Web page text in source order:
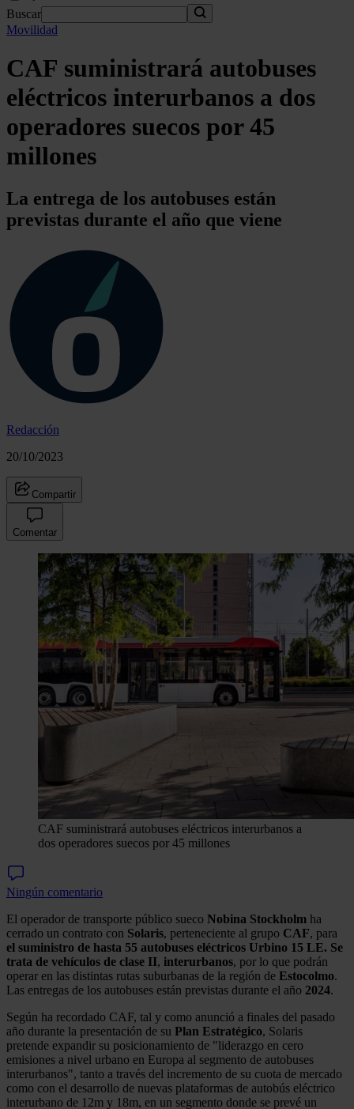
Buscar
Movilidad
CAF suministrará autobuses
eléctricos interurbanos a dos
operadores suecos por 45
millones
La entrega de los autobuses están
previstas durante el año que viene
Redacción
20/10/2023
Compartir
Comentar
CAF suministrará autobuses eléctricos interurbanos a
dos operadores suecos por 45 millones
Ningún comentario
El operador de transporte público sueco Nobina Stockholm ha
cerrado un contrato con Solaris, perteneciente al grupo CAF, para
el suministro de hasta 55 autobuses eléctricos Urbino 15 LE. Se
trata de vehículos de clase II, interurbanos, por lo que podrán
operar en las distintas rutas suburbanas de la región de Estocolmo.
Las entregas de los autobuses están previstas durante el año 2024.
Según ha recordado CAF, tal y como anunció a finales del pasado
año durante la presentación de su Plan Estratégico, Solaris
pretende expandir su posicionamiento de "liderazgo en cero
emisiones a nivel urbano en Europa al segmento de autobuses
interurbanos", tanto a través del incremento de su cuota de mercado
como con el desarrollo de nuevas plataformas de autobús eléctrico
interurbano de 12m y 18m, en un segmento donde se prevé un